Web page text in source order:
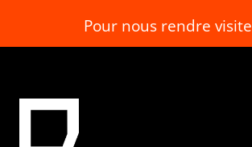
Pour nous rendre visite